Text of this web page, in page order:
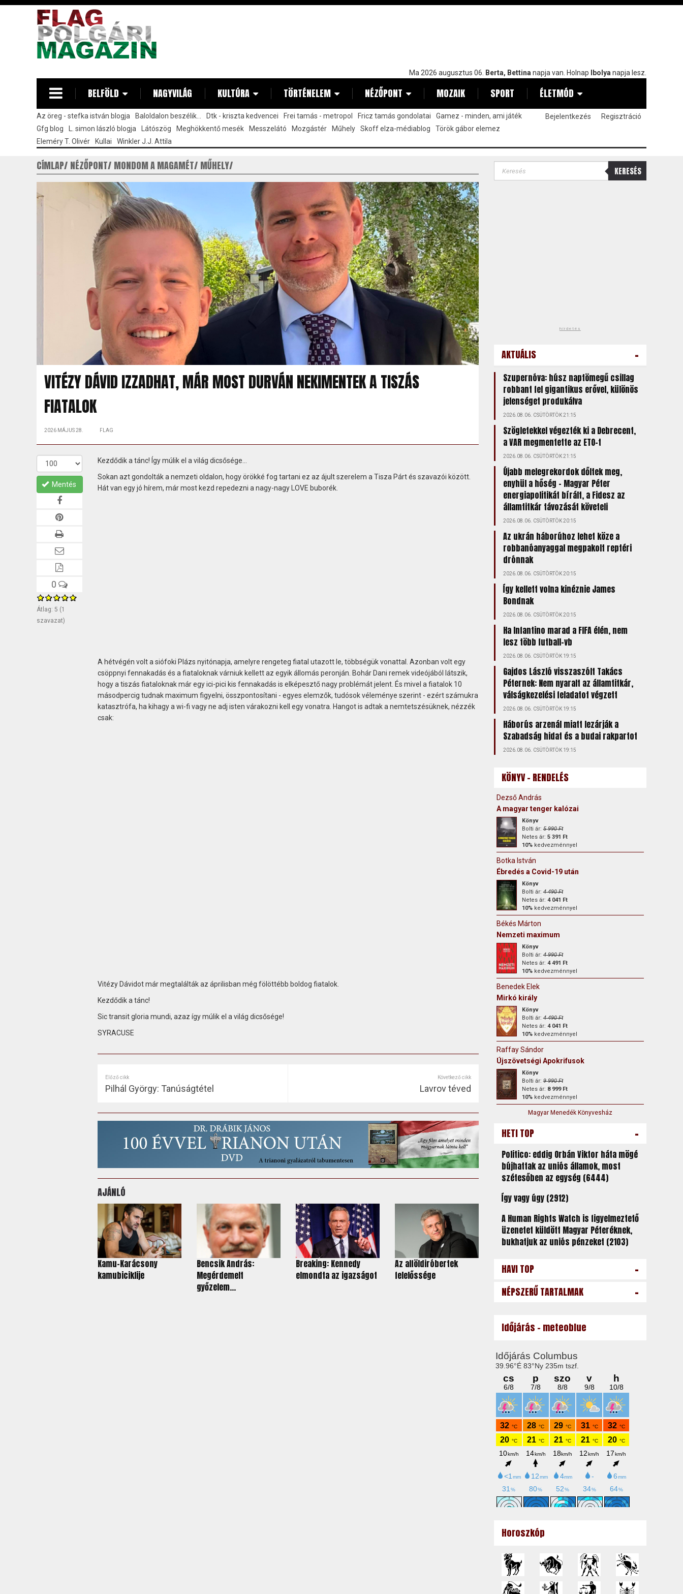
Ma 2026 augusztus 06. Berta, Bettina napja van. Holnap Ibolya napja lesz.
BELFÖLD NAGYVILÁG KULTÚRA TÖRTÉNELEM NÉZŐPONT MOZAIK SPORT ÉLETMÓD
Az öreg - stefka istván blogja Baloldalon beszélik... Dtk - kriszta kedvencei Frei tamás - metropol Fricz tamás gondolatai
Gamez - minden, ami játék
Gfg blog
L. simon lászló blogja Látószög Meghökkentő mesék Messzelátó Mozgástér Műhely Skoff elza-médiablog
Török gábor elemez
Eleméry T. Olivér
Kullai Winkler J.J. Attila
Bejelentkezés Regisztráció
CÍMLAP NÉZŐPONT MONDOM A MAGAMÉT MŰHELY
VITÉZY DÁVID IZZADHAT, MÁR MOST DURVÁN NEKIMENTEK A TISZÁS
FIATALOK
2026 MÁJUS 28. FLAG
Mentés
0
Átlag: 5 (1
szavazat)
Kezdődik a tánc! Így múlik el a világ dicsősége...
Sokan azt gondolták a nemzeti oldalon, hogy örökké fog tartani ez az ájult szerelem a Tisza Párt és szavazói között.
Hát van egy jó hírem, már most kezd repedezni a nagy-nagy LOVE buborék.
A hétvégén volt a siófoki Plázs nyitónapja, amelyre rengeteg fiatal utazott le, többségük vonattal. Azonban volt egy
csöppnyi fennakadás és a fiataloknak várniuk kellett az egyik állomás peronján. Bohár Dani remek videójából látszik,
hogy a tiszás fiataloknak már egy ici-pici kis fennakadás is elképesztő nagy problémát jelent. És mivel a fiatalok 10
másodpercig tudnak maximum figyelni, összpontosítani - egyes elemzők, tudósok véleménye szerint - ezért számukra
katasztrófa, ha kihagy a wi-fi vagy ne adj isten várakozni kell egy vonatra. Hangot is adtak a nemtetszésüknek, nézzék
csak:
Vitézy Dávidot már megtalálták az áprilisban még fölöttébb boldog fiatalok.
Kezdődik a tánc!
Sic transit gloria mundi, azaz így múlik el a világ dicsősége!
SYRACUSE
Előző cikk
Pilhál György: Tanúságtétel
Következő cikk
Lavrov téved
AJÁNLÓ
Kamu-Karácsony
kamubiciklije
Bencsik András:
Megérdemelt
győzelem...
Breaking: Kennedy
elmondta az igazságot
Az alföldiróbertek
felelőssége
KERESÉS
hirdetés
AKTUÁLIS -
Szupernóva: húsz naptömegű csillag
robbant fel gigantikus erővel, különös
jelenséget produkálva
2026.08.06. CSÜTÖRTÖK 21:15
Szögletekkel végezték ki a Debrecent,
a VAR megmentette az ETO-t
2026.08.06. CSÜTÖRTÖK 21:15
Újabb melegrekordok dőltek meg,
enyhül a hőség – Magyar Péter
energiapolitikát bírált, a Fidesz az
államtitkár távozását követeli
2026.08.06. CSÜTÖRTÖK 20:15
Az ukrán háborúhoz lehet köze a
robbanóanyaggal megpakolt reptéri
drónnak
2026.08.06. CSÜTÖRTÖK 20:15
Így kellett volna kinéznie James
Bondnak
2026.08.06. CSÜTÖRTÖK 20:15
Ha Infantino marad a FIFA élén, nem
lesz több futball-vb
2026.08.06. CSÜTÖRTÖK 19:15
Gajdos László visszaszólt Takács
Péternek: Nem nyaralt az államtitkár,
válságkezelési feladatot végzett
2026.08.06. CSÜTÖRTÖK 19:15
Háborús arzenál miatt lezárják a
Szabadság hidat és a budai rakpartot
2026.08.06. CSÜTÖRTÖK 19:15
KÖNYV - RENDELÉS
Dezső András
A magyar tenger kalózai
Könyv
Bolti ár:5 990 Ft
Netes ár: 5 391 Ft
10%kedvezménnyel
Botka István
Ébredés a Covid-19 után
Könyv
Bolti ár:4 490 Ft
Netes ár: 4 041 Ft
10%kedvezménnyel
Békés Márton
Nemzeti maximum
Könyv
Bolti ár:4 990 Ft
Netes ár: 4 491 Ft
10%kedvezménnyel
Benedek Elek
Mirkó király
Könyv
Bolti ár:4 490 Ft
Netes ár: 4 041 Ft
10%kedvezménnyel
Raffay Sándor
Újszövetségi Apokrifusok
Könyv
Bolti ár:9 990 Ft
Netes ár: 8 999 Ft
10%kedvezménnyel
Magyar Menedék Könyvesház
HETI TOP -
Politico: eddig Orbán Viktor háta mögé
bújhattak az uniós államok, most
szétesőben az egység (6444)
Így vagy úgy (2912)
A Human Rights Watch is figyelmeztető
üzenetet küldött Magyar Péteréknek,
bukhatjuk az uniós pénzeket (2103)
HAVI TOP -
NÉPSZERŰ TARTALMAK -
Időjárás - meteoblue
Horoszkóp